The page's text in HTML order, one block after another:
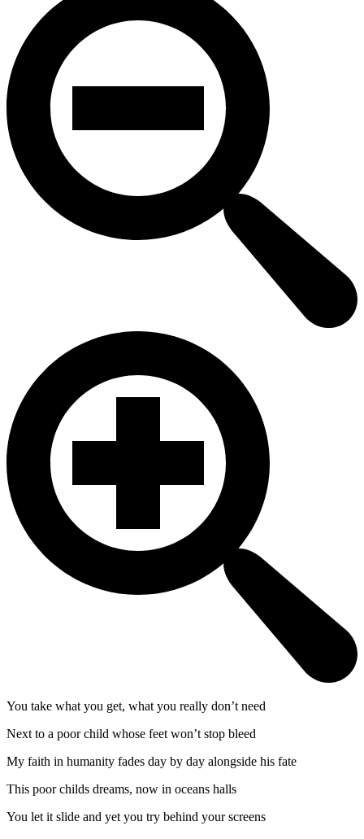
You take what you get, what you really don’t need
Next to a poor child whose feet won’t stop bleed
My faith in humanity fades day by day alongside his fate
This poor childs dreams, now in oceans halls
You let it slide and yet you try behind your screens